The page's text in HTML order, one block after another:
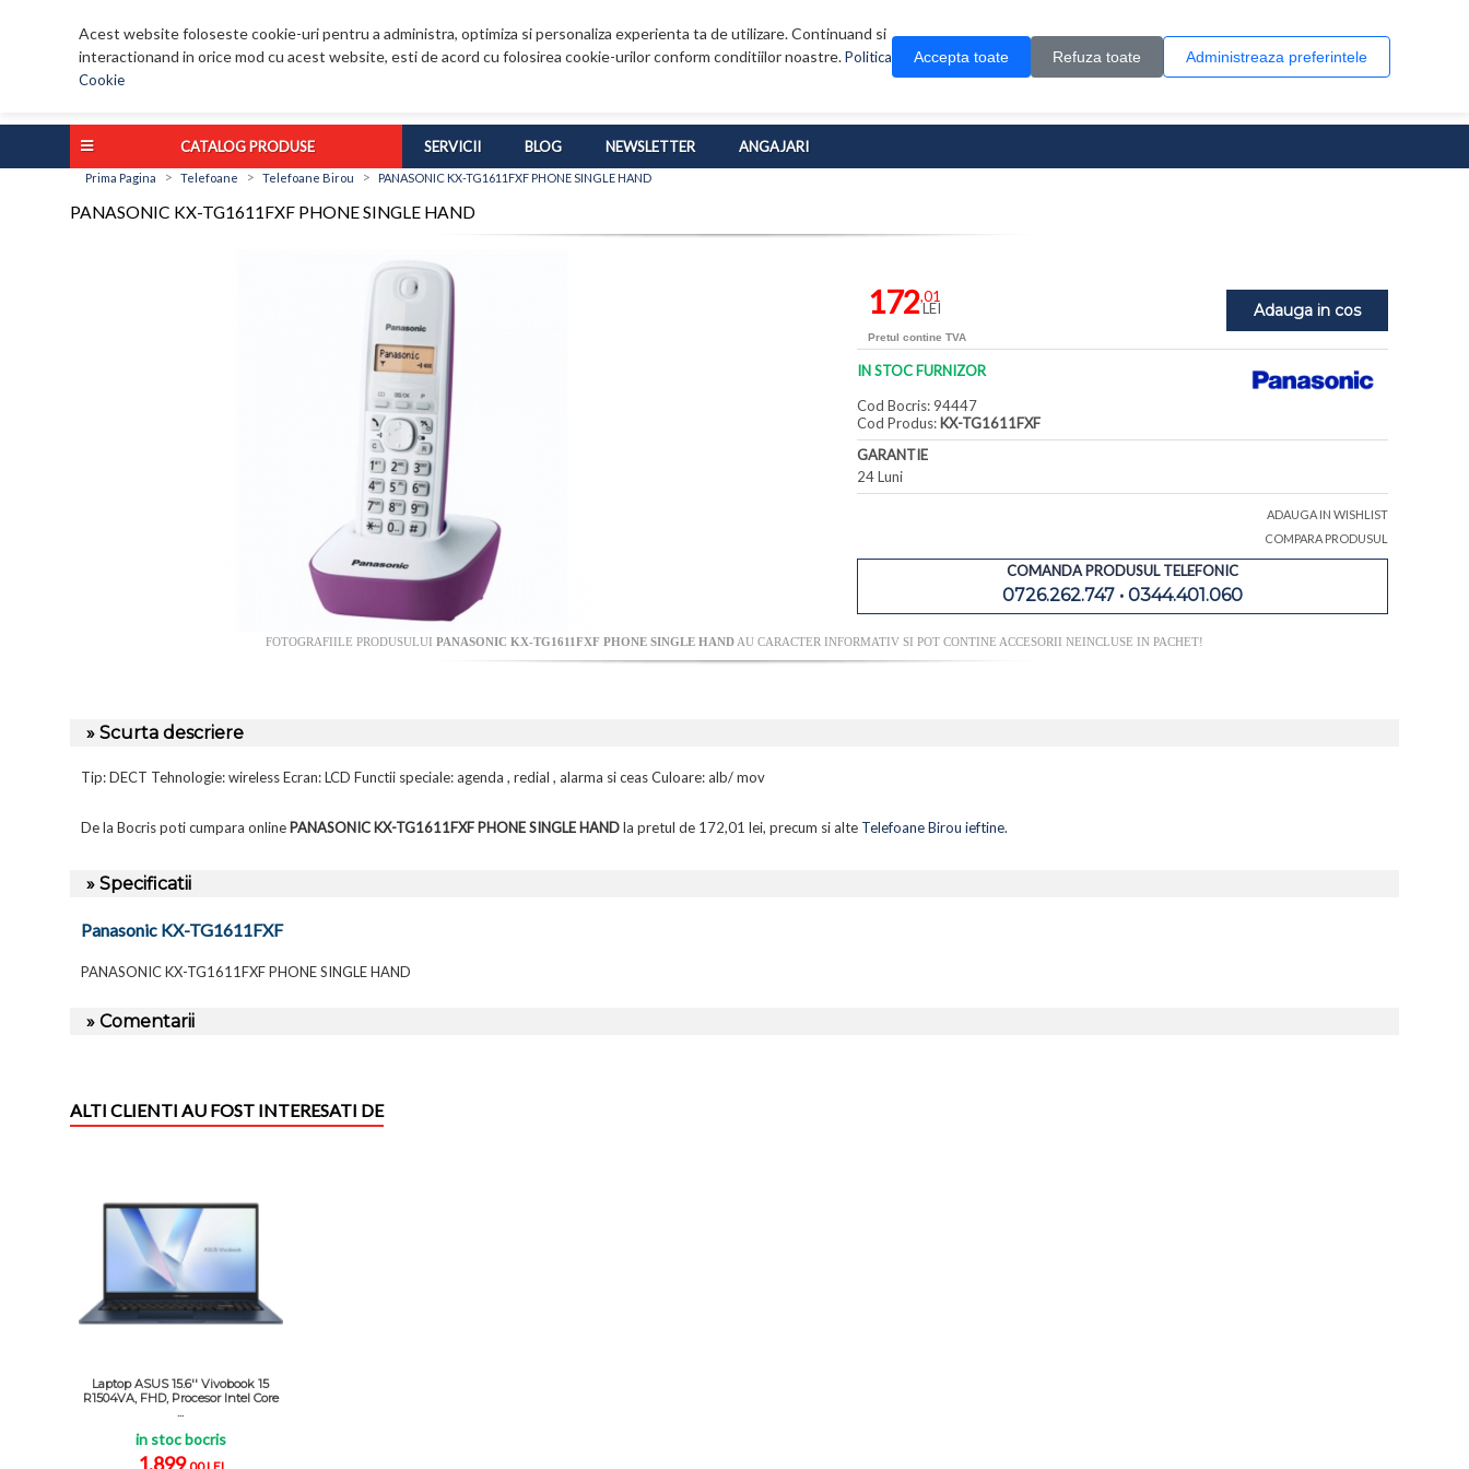
Acest website foloseste cookie-uri pentru a administra, optimiza si personaliza experienta ta de utilizare. Continuand si
interactionand in orice mod cu acest website, esti de acord cu folosirea cookie-urilor conform conditiilor noastre.Politica
Cookie
Accepta toate Refuza toate Administreaza preferintele
0 produs(e)
CATALOG PRODUSE SERVICII BLOG NEWSLETTER ANGAJARI
Prima Pagina > Telefoane > Telefoane Birou > PANASONIC KX-TG1611FXF PHONE SINGLE HAND
PANASONIC KX-TG1611FXF PHONE SINGLE HAND
Adauga in cos
172,01
LEI
Pretul contine TVA
IN STOC FURNIZOR
Cod Bocris: 94447
Cod Produs: KX-TG1611FXF
GARANTIE
24 Luni
ADAUGA IN WISHLIST
COMPARA PRODUSUL
COMANDA PRODUSUL TELEFONIC
0726.262.747 • 0344.401.060
FOTOGRAFIILE PRODUSULUI PANASONIC KX-TG1611FXF PHONE SINGLE HANDAU CARACTER INFORMATIV SI POT CONTINE ACCESORII NEINCLUSE IN PACHET!
» Scurta descriere
Tip: DECT Tehnologie: wireless Ecran: LCD Functii speciale: agenda , redial , alarma si ceas Culoare: alb/ mov
De la Bocris poti cumpara online PANASONIC KX-TG1611FXF PHONE SINGLE HANDla pretul de 172,01 lei, precum si alte Telefoane Birou ieftine.
» Specificatii
Panasonic KX-TG1611FXF
PANASONIC KX-TG1611FXF PHONE SINGLE HAND
» Comentarii
ALTI CLIENTI AU FOST INTERESATI DE
Laptop ASUS 15.6'' Vivobook 15
R1504VA, FHD, Procesor Intel Core
...
in stoc bocris
1.899